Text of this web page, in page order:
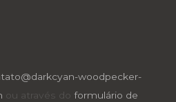
woodpecker-
ou através do formulário de